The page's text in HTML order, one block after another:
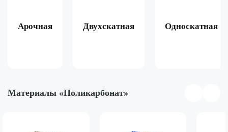
Арочная Двухскатная Односкатная
Материалы «Поликарбонат»